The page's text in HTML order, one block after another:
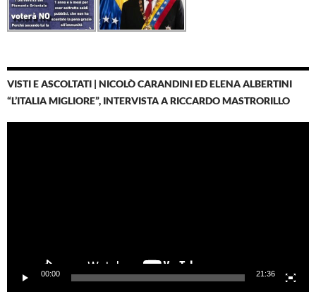
VISTI E ASCOLTATI | NICOLÒ CARANDINI ED ELENA ALBERTINI
“L’ITALIA MIGLIORE”, INTERVISTA A RICCARDO MASTRORILLO
00:00 21:36